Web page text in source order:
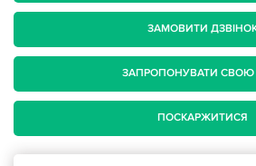
ЗАМОВИТИ
ЗАПРОПОНУВАТИ СВОЮ
ПОСКАРЖИТИСЯ